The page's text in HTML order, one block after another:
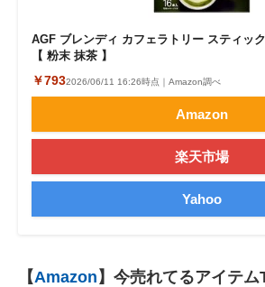
AGF ブレンディ カフェラトリー スティッ
【 粉末 抹茶 】
￥7932026/06/11 16:26時点｜Amazon調べ
Amazon
楽天市場
Yahoo
【Amazon 】今売れてるアイテ